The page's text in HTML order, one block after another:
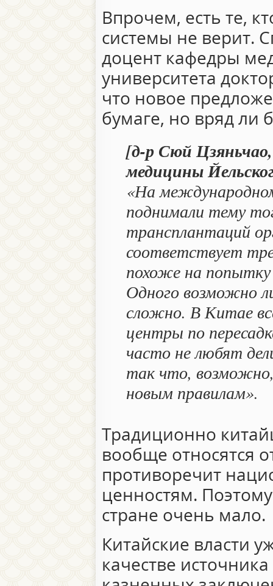
Впрочем, есть те,
системы не верит.
доцент кафедры
университета
что новое
бумаге, но вряд ли
[д-р Сюй
медицины
«На
поднимали тему
трансплантаций
соответствует
похоже на
Одного возможно
сложно. В Китае
центры по
часто не любят
так что,
новым правилам».
Традиционно
вообще относятся
противоречит
ценностям.
стране очень мало.
Китайские власти
качестве